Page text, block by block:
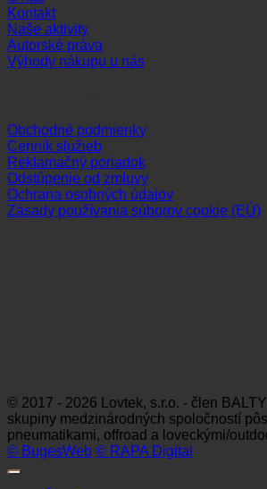
Kontakt
Naše aktivity
Autorské práva
Výhody nákupu u nás
Obchodné podmienky
Cenník služieb
Reklamačný poriadok
Odstúpenie od zmluvy
Ochrana osobných údajov
Zásady používania súborov cookie (EÚ)
© 2017 - 2026 Lovtek, s.r.o. - člen
skupiny medzinárodných spoločností
pneumatikami, offroad a loveckými/
© BugesWeb © RAPA Digital